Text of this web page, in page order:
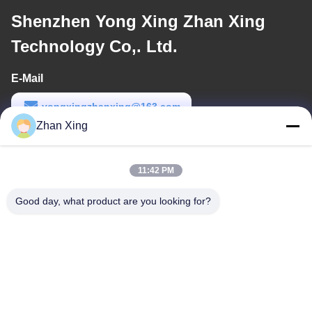
Shenzhen Yong Xing Zhan Xing
Technology Co,. Ltd.
E-Mail
yongxingzhanxing@163.com
Arbeitszeit
Zhan Xing
11:42 PM
Good day, what product are you looking for?